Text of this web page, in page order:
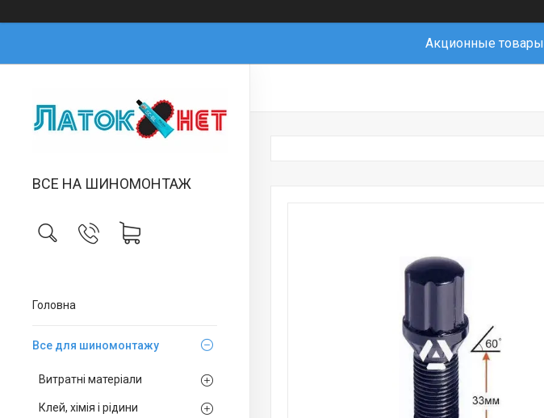
Акционные товары
ВСЕ НА ШИНОМОНТАЖ
Головна
Все для шиномонтажу
Витратні матеріали
Клей, хімія і рідини